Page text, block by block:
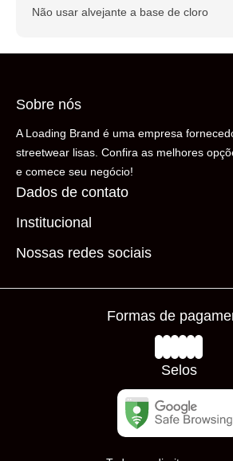
Não usar alvejante a base de cloro
Sobre nós
A Loading Brand é uma empresa
streetwear lisas. Confira as melhores
e comece seu negócio!
Dados de contato
(11) 99306-5206
Fale conosco
Institucional
Quem somos
Frete Grátis
Prazos de Entrega
Nossas redes sociais
Formas de
Selos